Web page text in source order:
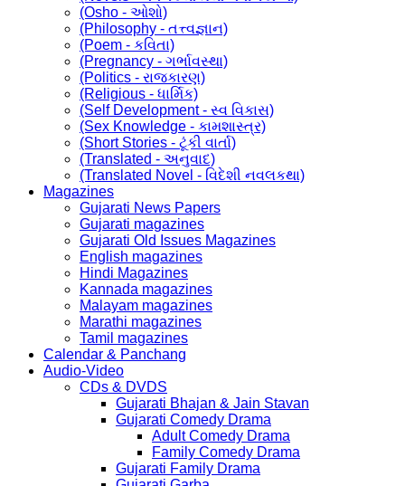
(Osho - ઓશો)
(Philosophy - તત્ત્વજ્ઞાન)
(Poem - કવિતા)
(Pregnancy - ગર્ભાવસ્થા)
(Politics - રાજકારણ)
(Religious - ધાર્મિક)
(Self Development - સ્વ વિકાસ)
(Sex Knowledge - કામશાસ્ત્ર)
(Short Stories - ટૂંકી વાર્તા)
(Translated - અનુવાદ)
(Translated Novel - વિદેશી નવલકથા)
Magazines
Gujarati News Papers
Gujarati magazines
Gujarati Old Issues Magazines
English magazines
Hindi Magazines
Kannada magazines
Malayam magazines
Marathi magazines
Tamil magazines
Calendar & Panchang
Audio-Video
CDs & DVDS
Gujarati Bhajan & Jain Stavan
Gujarati Comedy Drama
Adult Comedy Drama
Family Comedy Drama
Gujarati Family Drama